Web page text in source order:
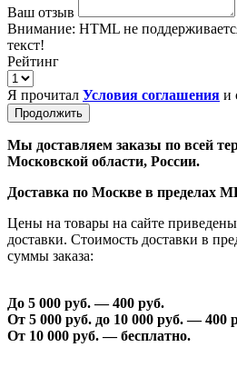
Ваш отзыв
Внимание: HTML не
текст!
Рейтинг
Я прочитал Условия соглашения и
Продолжить
Мы доставляем заказы по всей
Московской области, России.
Доставка по Москве в пределах
Цены на товары на сайте приведены
доставки. Стоимость доставки в
суммы заказа:
До 5 000 руб. —400 руб.
От 5 000 руб. до 10 000 руб. —400
От 10 000 руб. — бесплатно.